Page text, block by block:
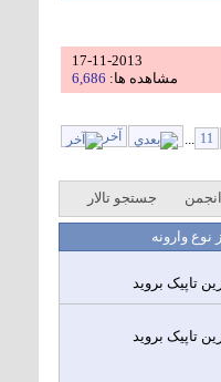
17-11-2013
مشاهده ها: 6,686
11
... آخر
جستجو تالار